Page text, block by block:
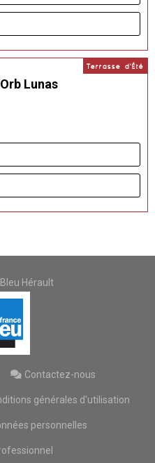
Terrasse d'Été
Lunas
Hérault
Contactez-nous
générales d'utilisation
personnelles